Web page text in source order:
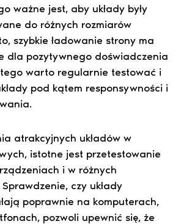
ważne jest, aby układy były
do różnych rozmiarów
szybkie ładowanie strony ma
dla pozytywnego doświadczenia
warto regularnie testować i
pod kątem responsywności i
atrakcyjnych układów w
istotne jest przetestowanie
i w różnych
czy układy
poprawnie na komputerach,
pozwoli upewnić się, że